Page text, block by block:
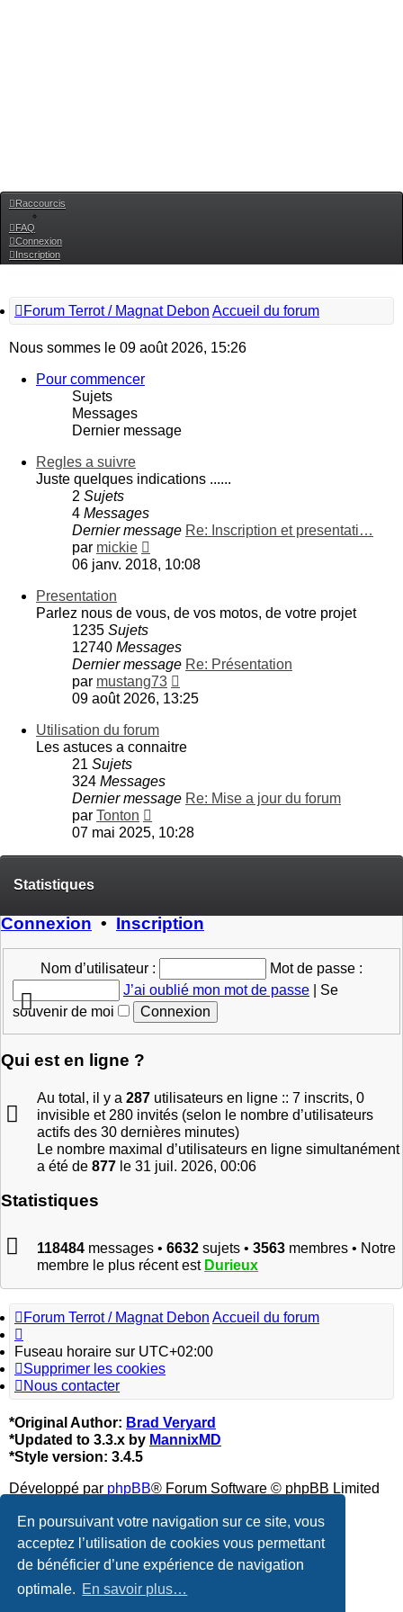
En poursuivant votre navigation sur ce site, vous
acceptez l’utilisation de cookies vous permettant
de bénéficier d’une expérience de navigation
optimale. En savoir plus…
Raccourcis
FAQ
Connexion
Inscription
Forum Terrot / Magnat Debon Accueil du forum
Nous sommes le 09 août 2026, 15:26
Pour commencer
Sujets
Messages
Dernier message
Regles a suivre
Juste quelques indications ......
2 Sujets
4 Messages
Dernier message Re: Inscription et presentati…
par mickie
le
06 janv. 2018, 10:08
Presentation
Parlez nous de vous, de vos motos, de votre projet
1235 Sujets
12740 Messages
Dernier message Re: Présentation
par mustang73
le
09 août 2026, 13:25
Utilisation du forum
Les astuces a connaitre
21 Sujets
324 Messages
Dernier message Re: Mise a jour du forum
par Tonton
le
07 mai 2025, 10:28
Statistiques
Connexion • Inscription
Nom d’utilisateur :
Mot de passe :
J’ai oublié mon mot de passe
Se
souvenir de moi
Qui est en ligne ?
Au total, il y a 287 utilisateurs en ligne :: 7 inscrits, 0
invisible et 280 invités (selon le nombre d’utilisateurs
actifs des 30 dernières minutes)
Le nombre maximal d’utilisateurs en ligne simultanément
a été de 877 le 31 juil. 2026, 00:06
Statistiques
118484 messages • 6632 sujets • 3563 membres • Notre
membre le plus récent est Durieux
Forum Terrot / Magnat Debon Accueil du forum
Fuseau horaire sur UTC+02:00
Supprimer les cookies
Nous contacter
*Original Author: Brad Veryard
*Updated to 3.3.x by MannixMD
*Style version: 3.4.5
Développé par phpBB® Forum Software © phpBB Limited
Traduction française officielle©Qiaeru
Confidentialité |Conditions